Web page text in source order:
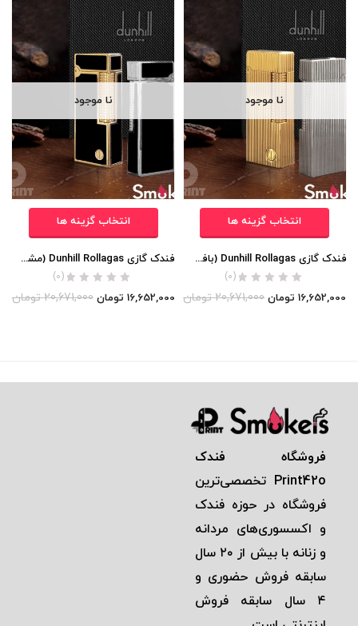
نا موجود
انتخاب گزینه ها
فندک گازی Dunhill Rollagas (بافت خیلی ریز عمودی) اورجینال
(0)
16,652,000 تومان 20,671,000 تومان
نا موجود
انتخاب گزینه ها
فندک گازی Dunhill Rollagas (مشکی لاکی) اورجینال
(0)
16,652,000 تومان 20,671,000 تومان
فروشگاه فندک
Print42o تخصصی‌ترين
فروشگاه در حوزه فندک
و اكسسوری‌های مردانه
و زنانه با بيش از ٢٠ سال
سابقه فروش حضوری و
٤ سال سابقه فروش